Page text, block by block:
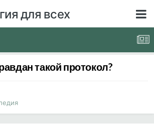
для всех
такой протокол?